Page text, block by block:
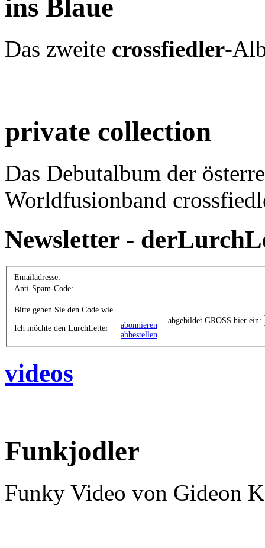
ins Blaue
Das zweite crossfiedler-
private collection
Das Debutalbum der
Worldfusionband
Newsletter -
Emailadresse:
Anti-Spam-Code:
Bitte geben Sie den Code wie
abgebildet GROSS hier ein:
Ich möchte den LurchLetter
abonnieren
abbestellen
videos
Funkjodler
Funky Video von Gideon